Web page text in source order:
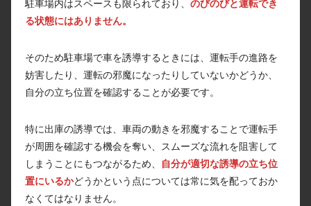
駐車場内はスペースも限られており、 のびのびと運転でき
る状態にはありません。
そのため駐車場で車を誘導するときには、運転手の進路を
妨害したり、運転の邪魔になったりしていないかどうか、
自分の立ち位置を確認することが必要です。
特に出庫の誘導では、車両の動きを邪魔することで運転手
が周囲を確認する機会を奪い、スムーズな流れを阻害して
しまうことにもつながるため、
自分が適切な誘導の立ち位
置にいるかどうかという点については常に気を配っておか
なくてはなりません。